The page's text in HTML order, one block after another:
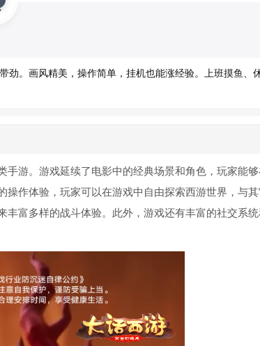
。画风精美，操作简单，挂机也能涨经验。上班摸鱼、
游。游戏延续了电影中的经典场景和角色，玩家能够
作体验，玩家可以在游戏中自由探索西游世界，与其
富多样的战斗体验。此外，游戏还有丰富的社交系